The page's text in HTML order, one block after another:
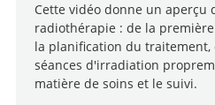
Cette vidéo donne un aperçu
radiothérapie : de la
la planification du traitement,
séances d'irradiation
matière de soins et le suivi.